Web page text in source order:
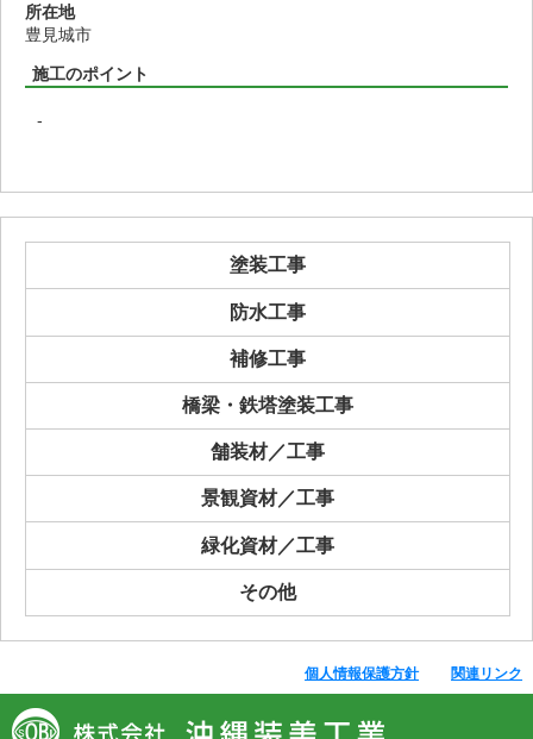
所在地
豊見城市
施工のポイント
-
塗装工事
防水工事
補修工事
橋梁・鉄塔塗装工事
舗装材／工事
景観資材／工事
緑化資材／工事
その他
個人情報保護方針 関連リンク